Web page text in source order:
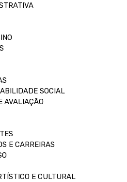
SOCIAL
AVALIAÇÃO
E CARREIRAS
E CULTURAL